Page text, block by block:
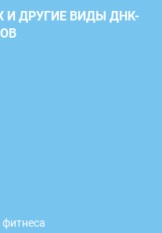
И ДРУГИЕ ВИДЫ ДНК-